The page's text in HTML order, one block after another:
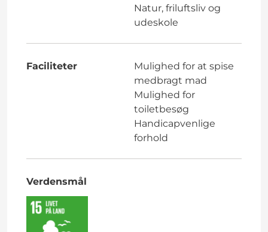
Natur, friluftsliv og
udeskole
Faciliteter
Mulighed for at spise
medbragt mad
Mulighed for
toiletbesøg
Handicapvenlige
forhold
Verdensmål